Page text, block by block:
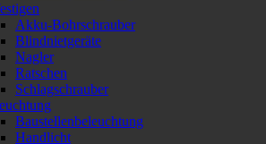
Akku-Bohrschrauber
Blindnietgeräte
Nagler
Ratschen
Schlagschrauber
Baustellenbeleuchtung
Handlicht